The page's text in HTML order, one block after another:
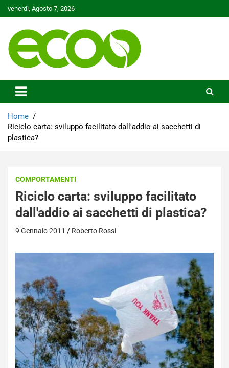
to
venerdì, Agosto 7, 2026
Ecoo.it
Home
Riciclo carta: sviluppo facilitato dall'addio ai sacchetti di
plastica?
COMPORTAMENTI
Riciclo carta: sviluppo facilitato
dall'addio ai sacchetti di plastica?
9 Gennaio 2011 Roberto Rossi